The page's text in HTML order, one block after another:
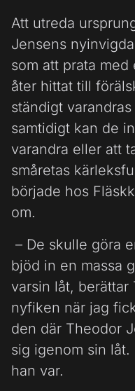
Att utreda
Jensens
som att prata
åter hittat till
ständigt
samtidigt kan de
varandra eller att
småretas
började hos
om.
– De skulle göra
bjöd in en massa
varsin låt,
nyfiken när jag
den där Theodor
sig igenom sin
han var.